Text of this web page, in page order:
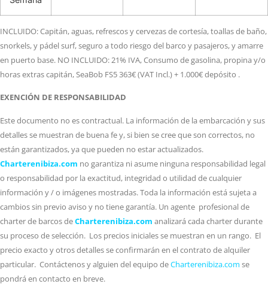
INCLUIDO: Capitán, aguas, refrescos y cervezas de cortesía, toallas de baño,
snorkels, y pádel surf, seguro a todo riesgo del barco y pasajeros, y amarre
en puerto base. NO INCLUIDO: 21% IVA, Consumo de gasolina, propina y/o
horas extras capitán, SeaBob FS5 363€ (VAT Incl.) + 1.000€ depósito .
EXENCIÓN DE RESPONSABILIDAD
Este documento no es contractual. La información de la embarcación y sus
detalles se muestran de buena fe y, si bien se cree que son correctos, no
están garantizados, ya que pueden no estar actualizados.
Charterenibiza.com no garantiza ni asume ninguna responsabilidad legal
o responsabilidad por la exactitud, integridad o utilidad de cualquier
información y / o imágenes mostradas. Toda la información está sujeta a
cambios sin previo aviso y no tiene garantía. Un agente profesional de
charter de barcos deCharterenibiza.com analizará cada charter durante
su proceso de selección. Los precios iniciales se muestran en un rango. El
precio exacto y otros detalles se confirmarán en el contrato de alquiler
particular. Contáctenos y alguien del equipo deCharterenibiza.com se
pondrá en contacto en breve.